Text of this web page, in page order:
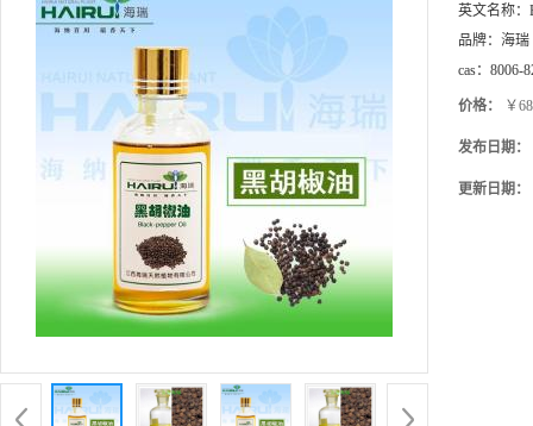
英文名称：
品牌： 海瑞
cas： 8006-
价格： ￥
发布日期：
更新日期：